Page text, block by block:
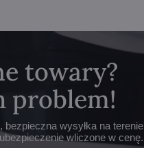
towary?
problem!
bezpieczna wysyłka na terenie
wliczone w cenę.